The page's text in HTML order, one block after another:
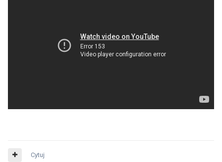
Cytuj